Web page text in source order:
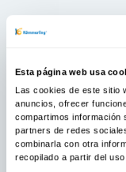
Esta página web usa
Las cookies de este sitio
anuncios, ofrecer
compartimos información
partners de redes
combinarla con otra
recopilado a partir del